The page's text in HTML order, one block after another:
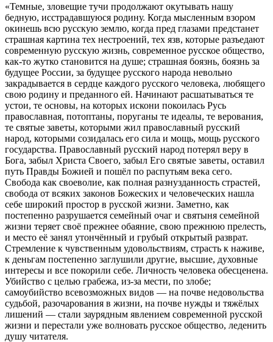
«Темные, зловещие тучи продолжают окутывать нашу
бедную, исстрадавшуюся родину. Когда мысленным взором
окинешь всю русскую землю, когда пред глазами предстанет
страшная картина тех нестроений, тех язв, которые разъедают
современную русскую жизнь, современное русское общество,
как-то жутко становится на душе; страшная боязнь, боязнь за
будущее России, за будущее русского народа невольно
закрадывается в сердце каждого русского человека, любящего
свою родину и преданного ей. Начинают расшатываться те
устои, те основы, на которых искони покоилась Русь
православная, потоптаны, поруганы те идеалы, те верования,
те святые заветы, которыми жил православный русский
народ, которыми созидалась его сила и мощь, мощь русского
государства. Православный русский народ потерял веру в
Бога, забыл Христа Своего, забыл Его святые заветы, оставил
путь Правды Божией и пошёл по распутьям века сего.
Свобода как своеволие, как полная разнузданность страстей,
свобода от всяких законов Божеских и человеческих нашла
себе широкий простор в русской жизни. Заметно, как
постепенно разрушается семейный очаг и святыня семейной
жизни теряет своё прежнее обаяние, свою прежнюю прелесть,
и место её занял утончённый и грубый открытый разврат.
Стремление к чувственным удовольствиям, страсть к наживе,
к деньгам постепенно заглушили другие, высшие, духовные
интересы и все покорили себе. Личность человека обесценена.
Убийство с целью грабежа, из-за мести, по злобе;
самоубийство всевозможных видов — на почве недовольства
судьбой, разочарования в жизни, на почве нужды и тяжёлых
лишений — стали заурядным явлением современной русской
жизни и перестали уже волновать русское общество, леденить
душу читателя.